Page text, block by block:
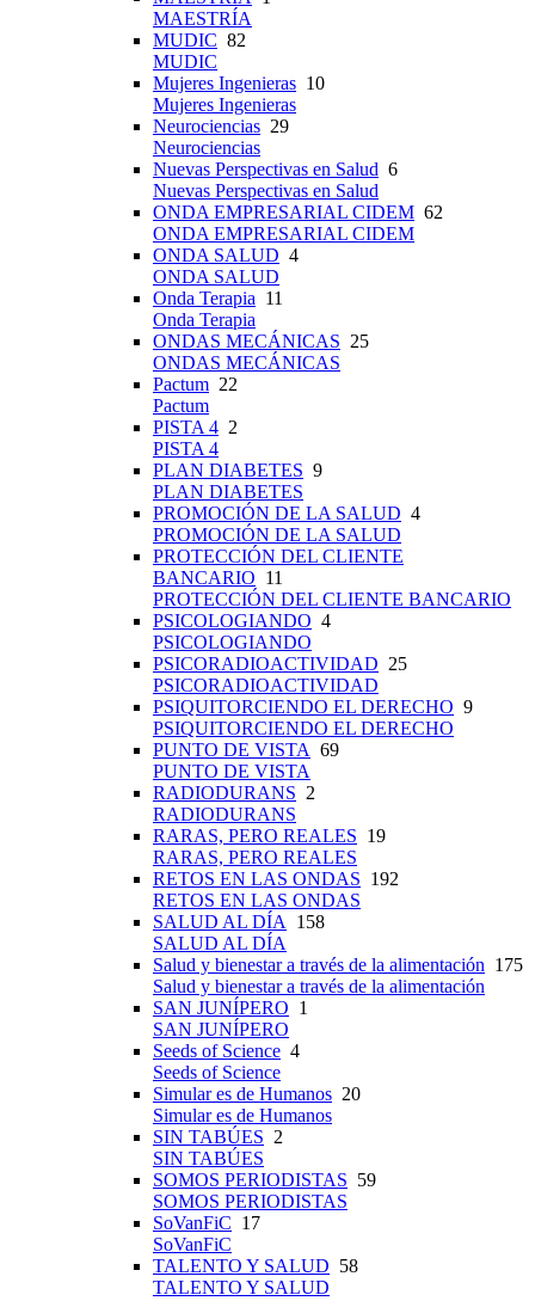
MAESTRÍA
MUDIC 82
MUDIC
Mujeres Ingenieras 10
Mujeres Ingenieras
Neurociencias 29
Neurociencias
Nuevas Perspectivas en Salud 6
Nuevas Perspectivas en Salud
ONDA EMPRESARIAL CIDEM 62
ONDA EMPRESARIAL CIDEM
ONDA SALUD 4
ONDA SALUD
Onda Terapia 11
Onda Terapia
ONDAS MECÁNICAS 25
ONDAS MECÁNICAS
Pactum 22
Pactum
PISTA 4 2
PISTA 4
PLAN DIABETES 9
PLAN DIABETES
PROMOCIÓN DE LA SALUD 4
PROMOCIÓN DE LA SALUD
PROTECCIÓN DEL CLIENTE
BANCARIO 11
PROTECCIÓN DEL CLIENTE BANCARIO
PSICOLOGIANDO 4
PSICOLOGIANDO
PSICORADIOACTIVIDAD 25
PSICORADIOACTIVIDAD
PSIQUITORCIENDO EL DERECHO 9
PSIQUITORCIENDO EL DERECHO
PUNTO DE VISTA 69
PUNTO DE VISTA
RADIODURANS 2
RADIODURANS
RARAS, PERO REALES 19
RARAS, PERO REALES
RETOS EN LAS ONDAS 192
RETOS EN LAS ONDAS
SALUD AL DÍA 158
SALUD AL DÍA
Salud y bienestar a través de la alimentación 175
Salud y bienestar a través de la alimentación
SAN JUNÍPERO 1
SAN JUNÍPERO
Seeds of Science 4
Seeds of Science
Simular es de Humanos 20
Simular es de Humanos
SIN TABÚES 2
SIN TABÚES
SOMOS PERIODISTAS 59
SOMOS PERIODISTAS
SoVanFiC 17
SoVanFiC
TALENTO Y SALUD 58
TALENTO Y SALUD